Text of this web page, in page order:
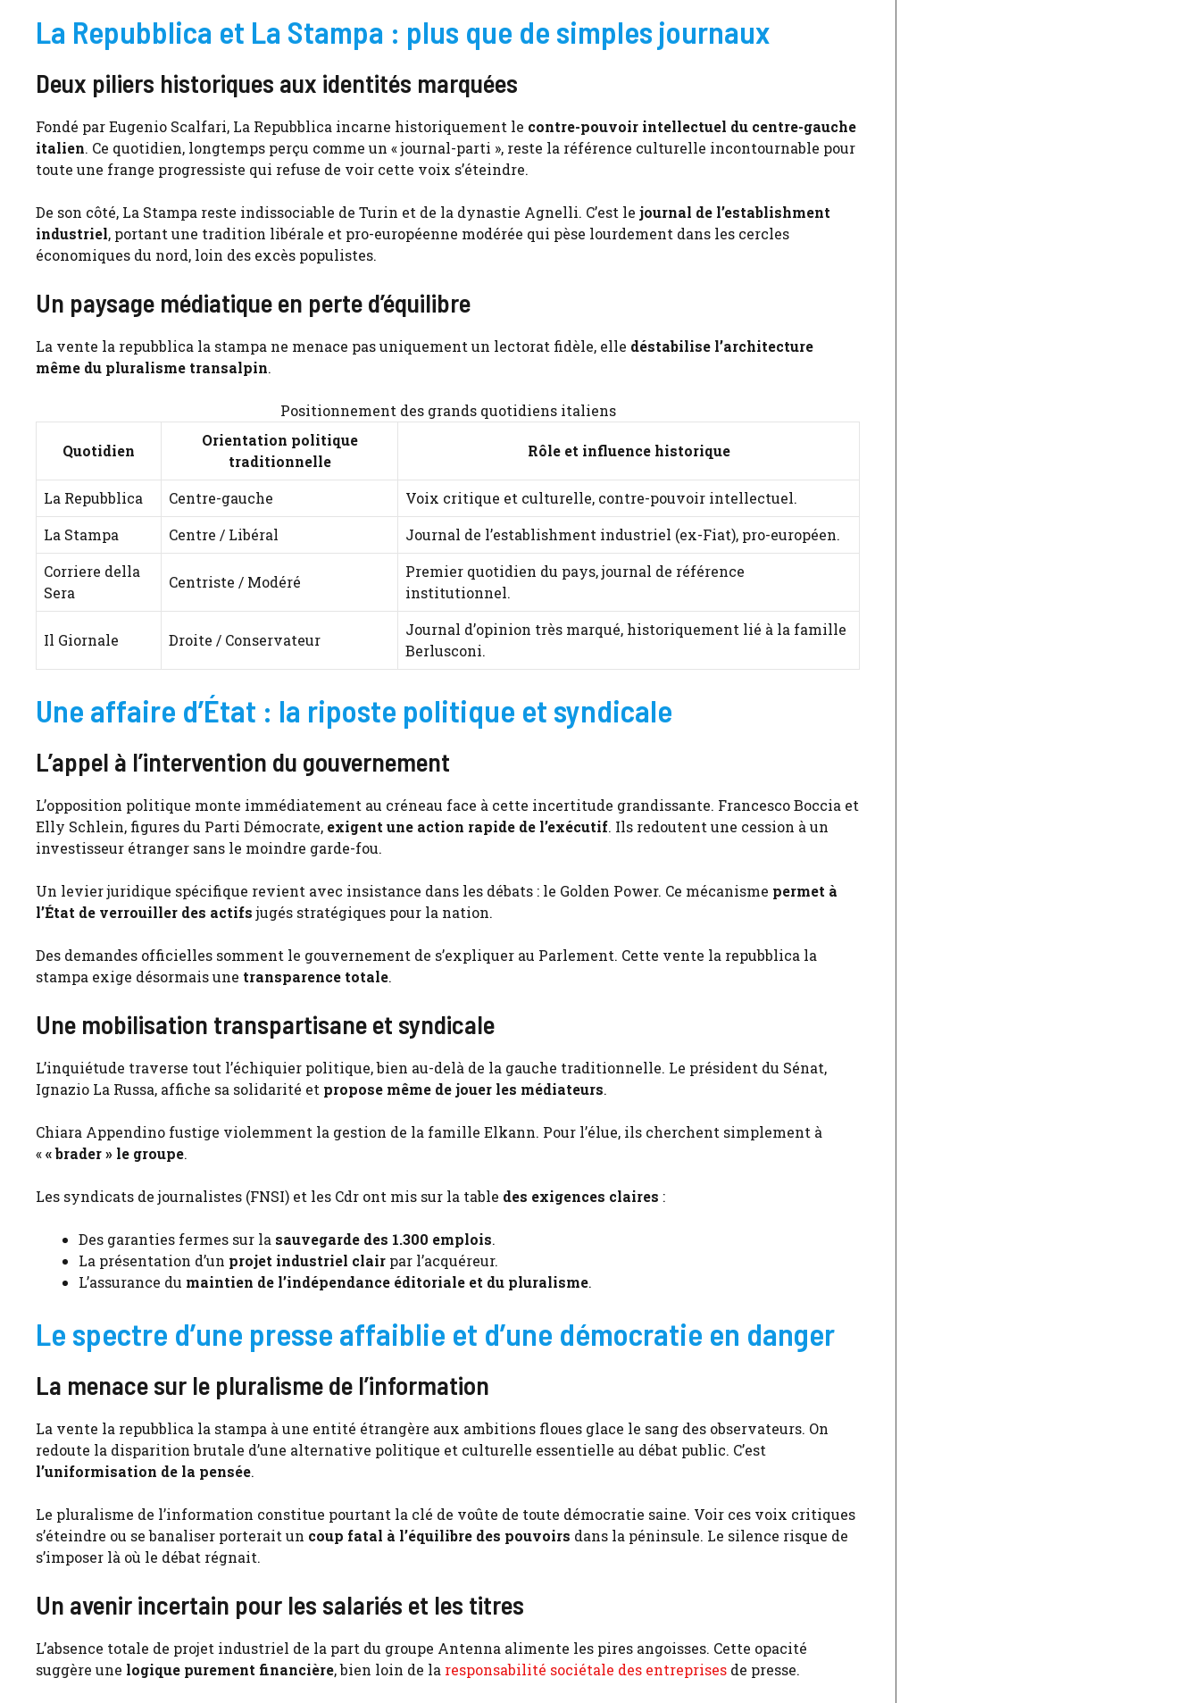
La Repubblica et La Stampa : plus que de simples journaux
Deux piliers historiques aux identités marquées
Fondé par Eugenio Scalfari, La Repubblica incarne historiquement le contre-pouvoir intellectuel du centre-gauche
italien. Ce quotidien, longtemps perçu comme un « journal-parti », reste la référence culturelle incontournable pour
toute une frange progressiste qui refuse de voir cette voix s’éteindre.
De son côté, La Stampa reste indissociable de Turin et de la dynastie Agnelli. C’est le journal de l’establishment
industriel, portant une tradition libérale et pro-européenne modérée qui pèse lourdement dans les cercles
économiques du nord, loin des excès populistes.
Un paysage médiatique en perte d’équilibre
La vente la repubblica la stampa ne menace pas uniquement un lectorat fidèle, elle déstabilise l’architecture
même du pluralisme transalpin.
Positionnement des grands quotidiens italiens
Quotidien
Orientation politique
traditionnelle
Rôle et influence historique
La Repubblica Centre-gauche
Voix critique et culturelle, contre-pouvoir intellectuel.
La Stampa
Centre / Libéral
Journal de l’establishment industriel (ex-Fiat), pro-européen.
Corriere della
Sera
Centriste / Modéré
Premier quotidien du pays, journal de référence
institutionnel.
Il Giornale Droite / Conservateur
Journal d’opinion très marqué, historiquement lié à la famille
Berlusconi.
Une affaire d’État : la riposte politique et syndicale
L’appel à l’intervention du gouvernement
L’opposition politique monte immédiatement au créneau face à cette incertitude grandissante. Francesco Boccia et
Elly Schlein, figures du Parti Démocrate, exigent une action rapide de l’exécutif. Ils redoutent une cession à un
investisseur étranger sans le moindre garde-fou.
Un levier juridique spécifique revient avec insistance dans les débats : le Golden Power. Ce mécanisme permet à
l’État de verrouiller des actifsjugés stratégiques pour la nation.
Des demandes officielles somment le gouvernement de s’expliquer au Parlement. Cette vente la repubblica la
stampa exige désormais une transparence totale.
Une mobilisation transpartisane et syndicale
L’inquiétude traverse tout l’échiquier politique, bien au-delà de la gauche traditionnelle. Le président du Sénat,
Ignazio La Russa, affiche sa solidarité et propose même de jouer les médiateurs.
Chiara Appendino fustige violemment la gestion de la famille Elkann. Pour l’élue, ils cherchent simplement à
«« brader » le groupe.
Les syndicats de journalistes (FNSI) et les Cdr ont mis sur la table des exigences claires :
Des garanties fermes sur la sauvegarde des 1.300 emplois.
La présentation d’un projet industriel clair par l’acquéreur.
L’assurance du maintien de l’indépendance éditoriale et du pluralisme.
Le spectre d’une presse affaiblie et d’une démocratie en danger
La menace sur le pluralisme de l’information
La vente la repubblica la stampa à une entité étrangère aux ambitions floues glace le sang des observateurs. On
redoute la disparition brutale d’une alternative politique et culturelle essentielle au débat public. C’est
l’uniformisation de la pensée.
Le pluralisme de l’information constitue pourtant la clé de voûte de toute démocratie saine. Voir ces voix critiques
s’éteindre ou se banaliser porterait un coup fatal à l’équilibre des pouvoirs dans la péninsule. Le silence risque de
s’imposer là où le débat régnait.
Un avenir incertain pour les salariés et les titres
L’absence totale de projet industriel de la part du groupe Antenna alimente les pires angoisses. Cette opacité
suggère une logique purement financière, bien loin de la responsabilité sociétale des entreprises de presse.